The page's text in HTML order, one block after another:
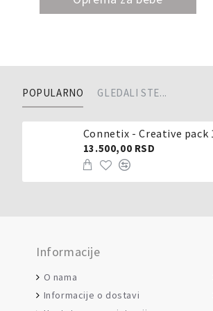
POPULARNO GLEDALI STE...
13.500,00 RSD
Informacije
O nama
Informacije o dostavi